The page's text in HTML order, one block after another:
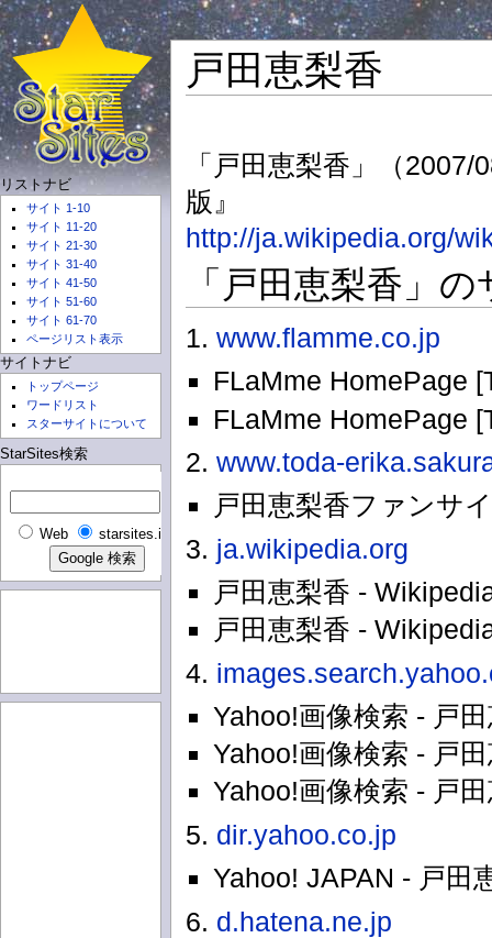
戸田恵梨香
「戸田恵梨香」（
版』
http://ja.wikipedia.org/
「戸田恵梨香」
1. www.flamme.co.jp
FLaMme HomePage
FLaMme HomePage
2. www.toda-
戸田恵梨香ファンサ
3. ja.wikipedia.org
戸田恵梨香 -
戸田恵梨香 -
4.
Yahoo!画像検索 - 戸
Yahoo!画像検索 - 戸
Yahoo!画像検索 - 戸
5. dir.yahoo.co.jp
Yahoo! JAPAN - 戸田
6. d.hatena.ne.jp
リストナビ
サイト 1-10
サイト 11-20
サイト 21-30
サイト 31-40
サイト 41-50
サイト 51-60
サイト 61-70
ページリスト表示
サイトナビ
トップページ
ワードリスト
スターサイトについて
StarSites検索
Web starsites.info